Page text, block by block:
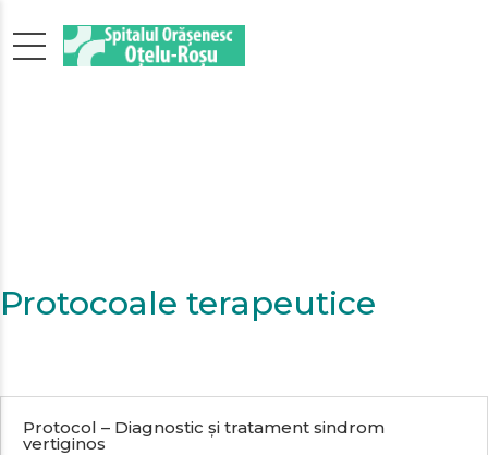
Protocoale terapeutice
Protocol – Diagnostic și tratament sindrom
vertiginos